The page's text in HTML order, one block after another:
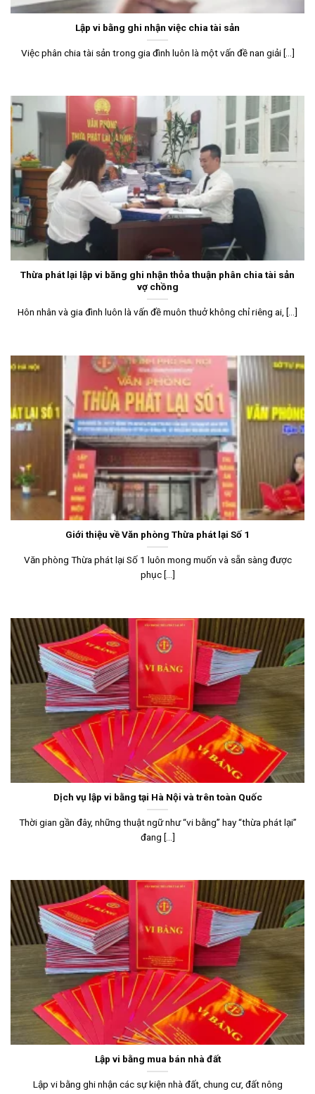
Lập vi bằng ghi nhận việc chia tài sản
Việc phân chia tài sản trong gia đình luôn là một vấn đề nan giải [...]
Thừa phát lại lập vi băng ghi nhận thỏa thuận phân chia tài sản
vợ chồng
Hôn nhân và gia đình luôn là vấn đề muôn thuở không chỉ riêng ai, [...]
Giới thiệu về Văn phòng Thừa phát lại Số 1
Văn phòng Thừa phát lại Số 1 luôn mong muốn và sẵn sàng được
phục [...]
Dịch vụ lập vi bằng tại Hà Nội và trên toàn Quốc
Thời gian gần đây, những thuật ngữ như “vi bằng” hay “thừa phát lại”
đang [...]
Lập vi bằng mua bán nhà đất
Lập vi bằng ghi nhận các sự kiện nhà đất, chung cư, đất nông